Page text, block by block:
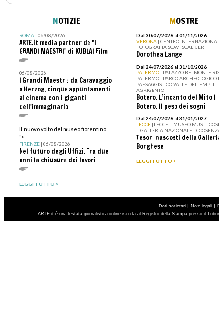
NOTIZIE
ROMA| 06/08/2026
ARTE.it media partner de "I
GRANDI MAESTRI" di KUBLAI Film
06/08/2026
I Grandi Maestri: da Caravaggio
a Herzog, cinque appuntamenti
al cinema con i giganti
dell'immaginario
Il nuovo volto del museo fiorentino
">
FIRENZE| 06/08/2026
Nel futuro degli Uffizi. Tra due
anni la chiusura dei lavori
LEGGI TUTTO >
MOSTRE
Dal 30/07/2026 al 01/11/2026
VERONA | CENTRO
FOTOGRAFIA SCAVI SCALIGERI
Dorothea Lange
Dal 24/07/2026 al 31/10/2026
PALERMO | PALAZZO BELMONTE
PALERMO I PARCO ARCHEOLOGICO
PAESAGGISTICO VALLE DEI TEMPLI -
AGRIGENTO
Botero. L’incanto del Mito I
Botero. Il peso dei sogni
Dal 24/07/2026 al 31/01/2027
LECCE | LECCE – MUSEO MUST I
– GALLERIA NAZIONALE DI
Tesori nascosti della
Borghese
LEGGI TUTTO >
Dati societari | Note legali |
ARTE.it è una testata giornalistica online iscritta al Registro della Stampa presso il